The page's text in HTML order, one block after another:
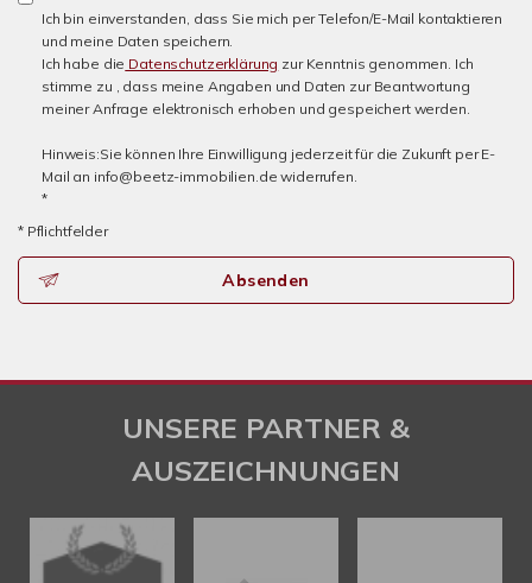
Ich bin einverstanden, dass Sie mich per Telefon/E-Mail kontaktieren
und meine Daten speichern.
Ich habe die Datenschutzerklärung zur Kenntnis genommen. Ich
stimme zu , dass meine Angaben und Daten zur Beantwortung
meiner Anfrage elektronisch erhoben und gespeichert werden.
Hinweis:Sie können Ihre Einwilligung jederzeit für die Zukunft per E-
Mail an info@beetz-immobilien.de widerrufen.
*
* Pflichtfelder
Absenden
UNSERE PARTNER &
AUSZEICHNUNGEN